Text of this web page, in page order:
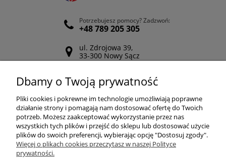
Potrzebujesz pomocy? Zadzwoń:
+48 789 205 305
ul. Zdrojowa 39,
33-300 Nowy Sącz
Odwiedź nasz Facebook
POMOC
ZAKUPY
Dbamy o Twoją prywatność
Pliki cookies i pokrewne im technologie umożliwiają poprawne
działanie strony i pomagają nam dostosować ofertę do Twoich
potrzeb. Możesz zaakceptować wykorzystanie przez nas
wszystkich tych plików i przejść do sklepu lub dostosować użycie
plików do swoich preferencji, wybierając opcję "Dostosuj zgody".
Więcej o plikach cookies przeczytasz w naszej Polityce
prywatności.